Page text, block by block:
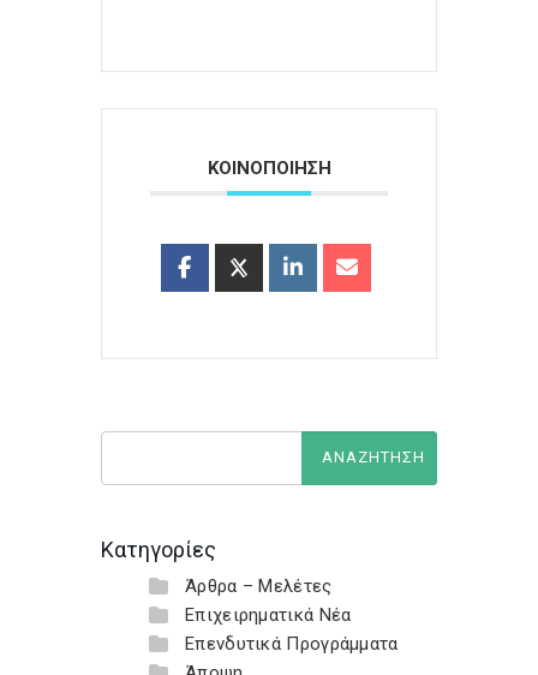
ΚΟΙΝΟΠΟΙΗΣΗ
Κατηγορίες
Άρθρα – Μελέτες
Επιχειρηματικά Νέα
Επενδυτικά Προγράμματα